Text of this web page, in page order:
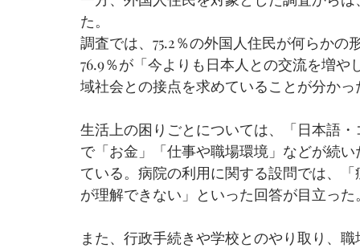
た。
調査では、75.2％の外国人住民が何らか
76.9％が「今よりも日本人との交流を増
域社会との接点を求めていることが分かっ
生活上の困りごとについては、「日本語
で「お金」「仕事や職場環境」などが続
ている。病院の利用に関する設問では、
が理解できない」といった回答が目立った
また、行政手続きや学校とのやり取り、